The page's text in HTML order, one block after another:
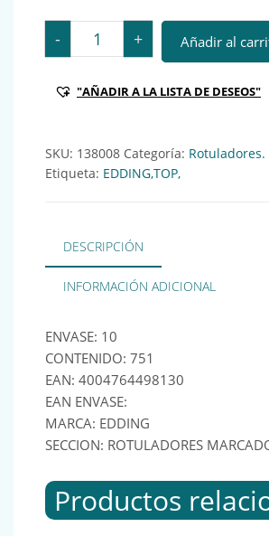
- EDD MARCADOR OPACO 751
+ Añadir al
"AÑADIR A LA LISTA DE DESEOS"
SKU: 138008 Categoría:
Etiqueta: EDDING,TOP,
DESCRIPCIÓN
INFORMACIÓN ADICIONAL
ENVASE: 10
CONTENIDO: 751
EAN: 4004764498130
EAN ENVASE:
MARCA: EDDING
SECCION: ROTULADORES
Productos